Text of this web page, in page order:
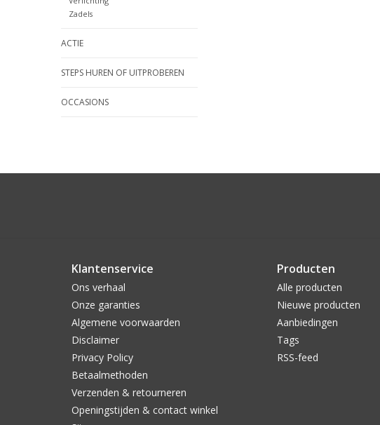
Zadels
ACTIE
STEPS HUREN OF UITPROBEREN
OCCASIONS
Klantenservice
Ons verhaal
Onze garanties
Algemene voorwaarden
Disclaimer
Privacy Policy
Betaalmethoden
Verzenden & retourneren
Openingstijden & contact winkel
Producten
Alle producten
Nieuwe producten
Aanbiedingen
Tags
RSS-feed